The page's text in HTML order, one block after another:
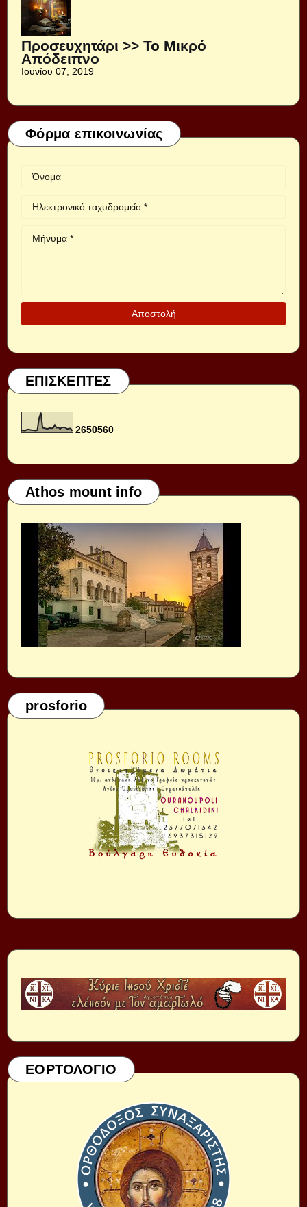
Προσευχητάρι >> Το Μικρό
Απόδειπνο
Ιουνίου 07, 2019
Φόρμα επικοινωνίας
ΕΠΙΣΚΕΠΤΕΣ
2650560
Athos mount info
prosforio
ΕΟΡΤΟΛΟΓΙΟ